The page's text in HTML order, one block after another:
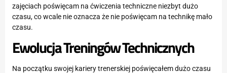
zajęciach poświęcam na ćwiczenia techniczne niezbyt dużo
czasu, co wcale nie oznacza że nie poświęcam na technikę mało
czasu.
Ewolucja Treningów Technicznych
Na początku swojej kariery trenerskiej poświęcałem dużo czasu